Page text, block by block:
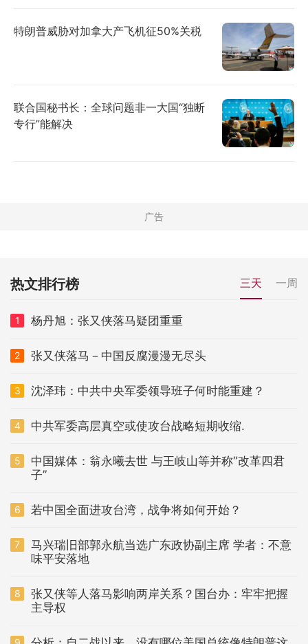
特朗普威胁对加拿大产飞机征50%关税
联合国秘书长：全球问题非一大国“独断
专行”能解决
热文排行榜 三天 一周
1 杨丹旭：张又侠落马疑团重重
2 张又侠落马－中国反腐漫漫无尽头
3 沈泽玮：中共中央军委领导班子何时能重建？
4 中共军委高层真空或使攻台战略短期收缩.
5
中国媒体：翁永曦去世 与王岐山等并称“改革四君
子”
6 若中国全面进攻台湾，战争将如何开始？
7
马兴瑞旧部郭永航当选广东政协副主席 学者：不意
味平安落地
8
张又侠等人落马影响两岸关系？国台办：牢牢把握
主导权